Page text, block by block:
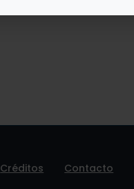
Créditos Contacto